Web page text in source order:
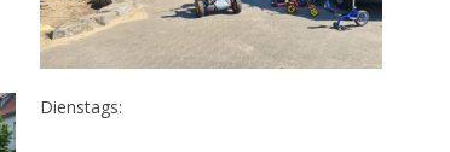
Dienstags: